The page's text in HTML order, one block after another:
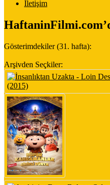
İletişim
Gösterimdekiler (31. hafta):
Arşivden Seçkiler: